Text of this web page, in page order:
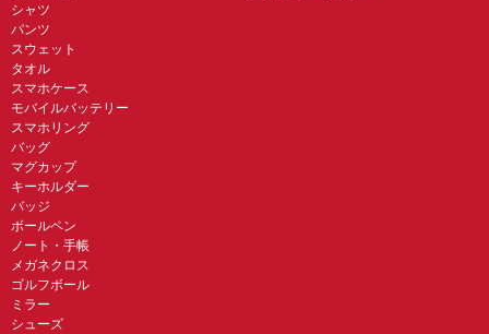
シャツ
パンツ
スウェット
タオル
スマホケース
モバイルバッテリー
スマホリング
バッグ
マグカップ
キーホルダー
バッジ
ボールペン
ノート・手帳
メガネクロス
ゴルフボール
ミラー
シューズ